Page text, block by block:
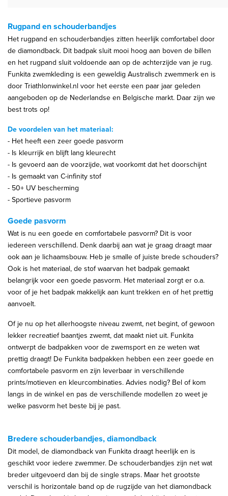
Rugpand en schouderbandjes
Het rugpand en schouderbandjes zitten heerlijk comfortabel door
de diamondback. Dit badpak sluit mooi hoog aan boven de billen
en het rugpand sluit voldoende aan op de achterzijde van je rug.
Funkita zwemkleding is een geweldig Australisch zwemmerk en is
door Triathlonwinkel.nl voor het eerste een paar jaar geleden
aangeboden op de Nederlandse en Belgische markt. Daar zijn we
best trots op!
De voordelen van het materiaal:
- Het heeft een zeer goede pasvorm
- Is kleurrijk en blijft lang kleurecht
- Is gevoerd aan de voorzijde, wat voorkomt dat het doorschijnt
- Is gemaakt van C-infinity stof
- 50+ UV bescherming
- Sportieve pasvorm
Goede pasvorm
Wat is nu een goede en comfortabele pasvorm? Dit is voor
iedereen verschillend. Denk daarbij aan wat je graag draagt maar
ook aan je lichaamsbouw. Heb je smalle of juiste brede schouders?
Ook is het materiaal, de stof waarvan het badpak gemaakt
belangrijk voor een goede pasvorm. Het materiaal zorgt er o.a.
voor of je het badpak makkelijk aan kunt trekken en of het prettig
aanvoelt.
Of je nu op het allerhoogste niveau zwemt, net begint, of gewoon
lekker recreatief baantjes zwemt, dat maakt niet uit. Funkita
ontwerpt de badpakken voor de zwemsport en ze weten wat
prettig draagt! De Funkita badpakken hebben een zeer goede en
comfortabele pasvorm en zijn leverbaar in verschillende
prints/motieven en kleurcombinaties. Advies nodig? Bel of kom
langs in de winkel en pas de verschillende modellen zo weet je
welke pasvorm het beste bij je past.
Bredere schouderbandjes, diamondback
Dit model, de diamondback van Funkita draagt heerlijk en is
geschikt voor iedere zwemmer. De schouderbandjes zijn net wat
breder uitgevoerd dan bij de single straps. Maar het grootste
verschil is horizontale band op de rugzijde van het diamondback